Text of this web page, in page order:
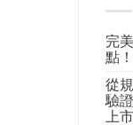
完
點
從
驗
上